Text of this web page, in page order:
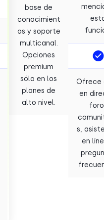
base de
conocimient
os y soporte
multicanal.
Opciones
premium
sólo en los
planes de
alto nivel.
Ofrece
en
s,
en